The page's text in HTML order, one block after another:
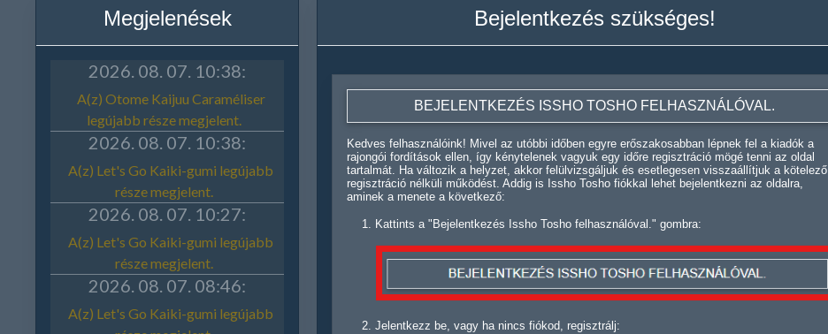
Megjelenések Bejelentkezés szükséges!
BEJELENTKEZÉS ISSHO TOSHO FELHASZNÁLÓVAL.
Kedves felhasználóink! Mivel az utóbbi időben egyre erőszakosabban lépnek fel a kiadók a
rajongói fordítások ellen, így kénytelenek vagyuk egy időre regisztráció mögé tenni az oldal
tartalmát. Ha változik a helyzet, akkor felülvizsgáljuk és esetlegesen visszaállítjuk a kötelező
regisztráció nélküli működést. Addig is Issho Tosho fiókkal lehet bejelentkezni az oldalra,
aminek a menete a következő:
Kattints a "Bejelentkezés Issho Tosho felhasználóval." gombra:
Jelentkezz be, vagy ha nincs fiókod, regisztrálj: